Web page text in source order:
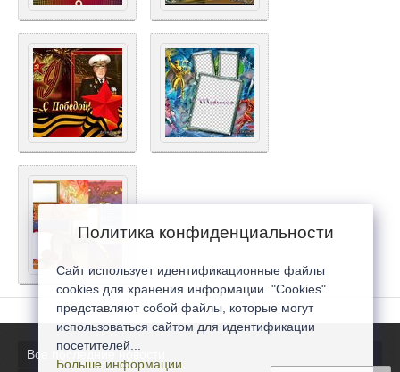
Все последние новости
Политика конфиденциальности
Сайт использует идентификационные файлы
cookies для хранения информации. "Cookies"
представляют собой файлы, которые могут
использоваться сайтом для идентификации
посетителей...
Больше информации